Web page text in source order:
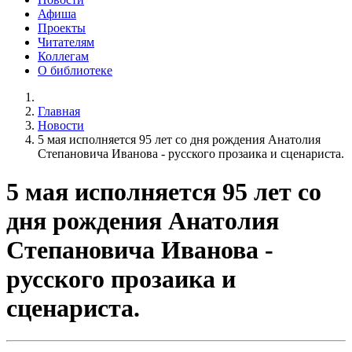
Афиша
Проекты
Читателям
Коллегам
О библиотеке
Главная
Новости
5 мая исполняется 95 лет со дня рождения Анатолия
Степановича Иванова - русского прозаика и сценариста.
5 мая исполняется 95 лет со
дня рождения Анатолия
Степановича Иванова -
русского прозаика и
сценариста.